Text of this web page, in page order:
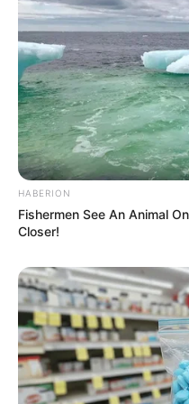
Novas regras para quem
Em janeiro de 2026, a
Nubank— comunicou aos
Documento de Regras e
HABERION
Fishermen See An Animal
Closer!